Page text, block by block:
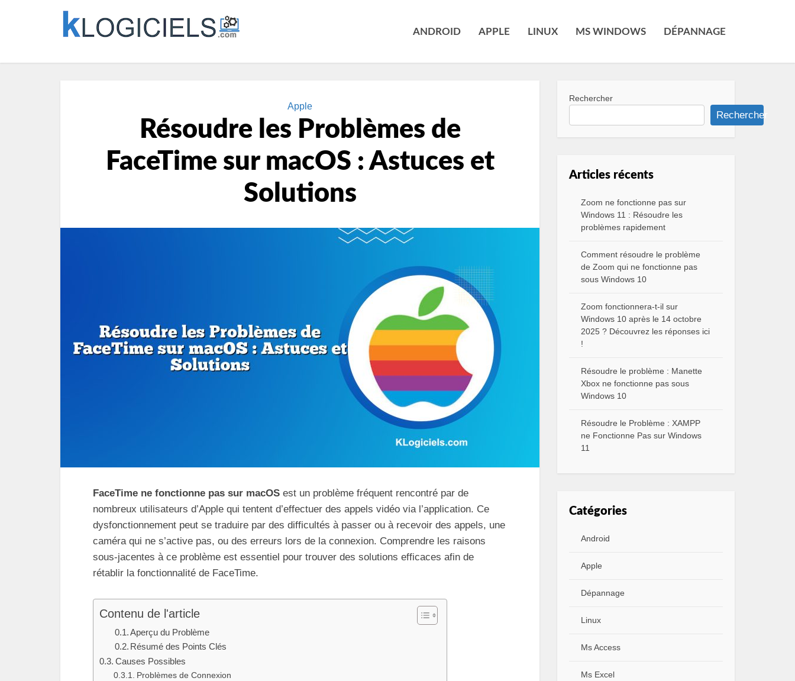
ANDROID APPLE LINUX MS WINDOWS DÉPANNAGE
Apple
Résoudre les Problèmes de
FaceTime sur macOS : Astuces et
Solutions
FaceTime ne fonctionne pas sur macOS est un problème fréquent rencontré par de
nombreux utilisateurs d’Apple qui tentent d’effectuer des appels vidéo via l’application. Ce
dysfonctionnement peut se traduire par des difficultés à passer ou à recevoir des appels, une
caméra qui ne s’active pas, ou des erreurs lors de la connexion. Comprendre les raisons
sous-jacentes à ce problème est essentiel pour trouver des solutions efficaces afin de
rétablir la fonctionnalité de FaceTime.
Contenu de l'article
Aperçu du Problème
Résumé des Points Clés
Causes Possibles
Problèmes de Connexion
Rechercher
Rechercher
Articles récents
Zoom ne fonctionne pas sur
Windows 11 : Résoudre les
problèmes rapidement
Comment résoudre le problème
de Zoom qui ne fonctionne pas
sous Windows 10
Zoom fonctionnera-t-il sur
Windows 10 après le 14 octobre
2025 ? Découvrez les réponses ici
!
Résoudre le problème : Manette
Xbox ne fonctionne pas sous
Windows 10
Résoudre le Problème : XAMPP
ne Fonctionne Pas sur Windows
11
Catégories
Android
Apple
Dépannage
Linux
Ms Access
Ms Excel